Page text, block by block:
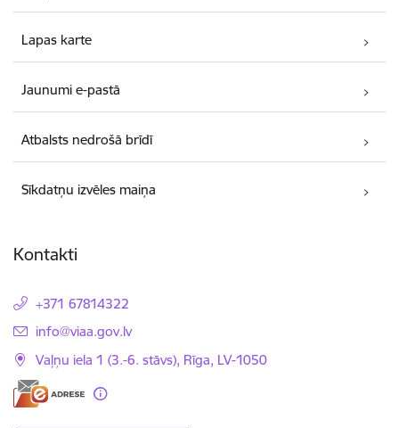
Lapas karte
Jaunumi e-pastā
Atbalsts nedrošā brīdī
Sīkdatņu izvēles maiņa
Kontakti
+371 67814322
E-pasts:
info@viaa.gov.lv
Vaļņu iela 1 (3.-6. stāvs), Rīga, LV-1050